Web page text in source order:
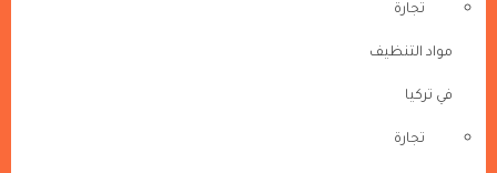
تجارة
مواد التنظيف
في تركيا
تجارة